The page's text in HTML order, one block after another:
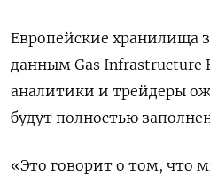
Европейские хранилища
данным Gas Infrastructure
аналитики и трейдеры
будут полностью
«Это говорит о том, что